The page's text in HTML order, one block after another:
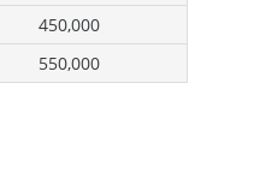
450,000
550,000